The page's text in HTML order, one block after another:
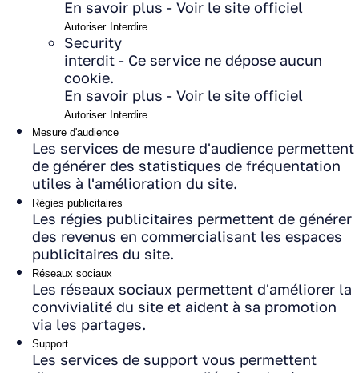
En savoir plus - Voir le site officiel
Autoriser Interdire
Security
interdit - Ce service ne dépose aucun
cookie.
En savoir plus - Voir le site officiel
Autoriser Interdire
Mesure d'audience
Les services de mesure d'audience permettent
de générer des statistiques de fréquentation
utiles à l'amélioration du site.
Régies publicitaires
Les régies publicitaires permettent de générer
des revenus en commercialisant les espaces
publicitaires du site.
Réseaux sociaux
Les réseaux sociaux permettent d'améliorer la
convivialité du site et aident à sa promotion
via les partages.
Support
Les services de support vous permettent